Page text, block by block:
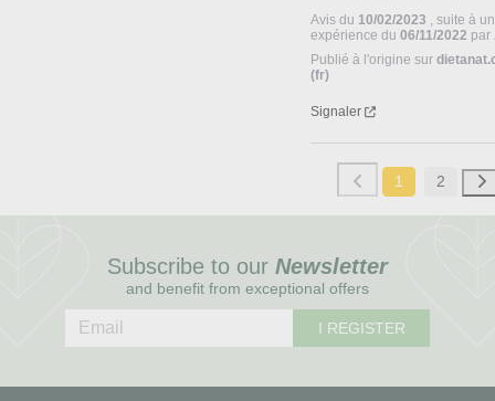
Avis du 10/02/2023 , suite à
expérience du06/11/2022 par
Publié à l'origine sur
(fr)
Signaler
1 2
Subscribe to our Newsletter
and benefit from exceptional offers
I REGISTER